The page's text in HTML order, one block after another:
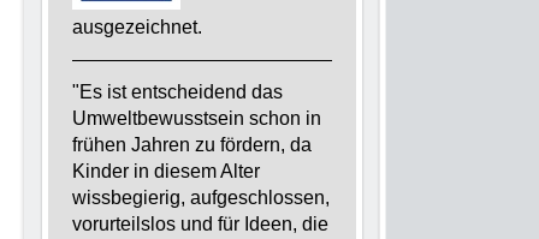
ausgezeichnet.
"Es ist entscheidend das
Umweltbewusstsein schon in
frühen Jahren zu fördern, da
Kinder in diesem Alter
wissbegierig, aufgeschlossen,
vorurteilslos und für Ideen, die